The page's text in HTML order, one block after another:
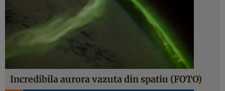
Incredibila aurora vazuta din spatiu (FOTO)